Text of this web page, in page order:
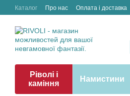
Перейти до основного контенту
Каталог Про нас Оплата і доставка
Ріволі і
каміння
Намистини